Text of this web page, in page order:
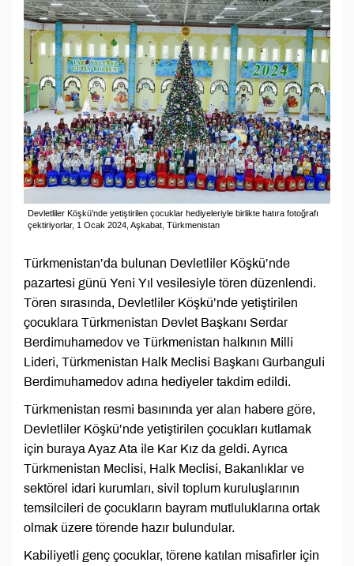
Devletliler Köşkü’nde yetiştirilen çocuklar hediyeleriyle birlikte hatıra fotoğrafı
çektiriyorlar, 1 Ocak 2024, Aşkabat, Türkmenistan
Türkmenistan’da bulunan Devletliler Köşkü’nde
pazartesi günü Yeni Yıl vesilesiyle tören düzenlendi.
Tören sırasında, Devletliler Köşkü’nde yetiştirilen
çocuklara Türkmenistan Devlet Başkanı Serdar
Berdimuhamedov ve Türkmenistan halkının Milli
Lideri, Türkmenistan Halk Meclisi Başkanı Gurbanguli
Berdimuhamedov adına hediyeler takdim edildi.
Türkmenistan resmi basınında yer alan habere göre,
Devletliler Köşkü’nde yetiştirilen çocukları kutlamak
için buraya Ayaz Ata ile Kar Kız da geldi. Ayrıca
Türkmenistan Meclisi, Halk Meclisi, Bakanlıklar ve
sektörel idari kurumları, sivil toplum kuruluşlarının
temsilcileri de çocukların bayram mutluluklarına ortak
olmak üzere törende hazır bulundular.
Kabiliyetli genç çocuklar, törene katılan misafirler için